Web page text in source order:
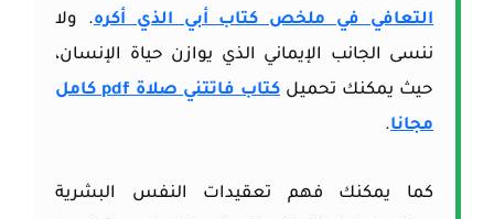
التعافي في ملخص كتاب أبي الذي أكره. ولا
ننسى الجانب الإيماني الذي يوازن حياة الإنسان،
حيث يمكنك تحميل
كتاب فاتتني صلاة pdf كامل
مجانا.
كما يمكنك فهم تعقيدات النفس البشرية